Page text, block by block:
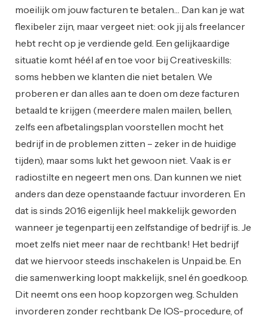
moeilijk om jouw facturen te betalen… Dan kan je wat
flexibeler zijn, maar vergeet niet: ook jij als freelancer
hebt recht op je verdiende geld. Een gelijkaardige
situatie komt héél af en toe voor bij Creativeskills:
soms hebben we klanten die niet betalen. We
proberen er dan alles aan te doen om deze facturen
betaald te krijgen (meerdere malen mailen, bellen,
zelfs een afbetalingsplan voorstellen mocht het
bedrijf in de problemen zitten – zeker in de huidige
tijden), maar soms lukt het gewoon niet. Vaak is er
radiostilte en negeert men ons. Dan kunnen we niet
anders dan deze openstaande factuur invorderen. En
dat is sinds 2016 eigenlijk heel makkelijk geworden
wanneer je tegenpartij een zelfstandige of bedrijf is. Je
moet zelfs niet meer naar de rechtbank! Het bedrijf
dat we hiervoor steeds inschakelen is Unpaid.be. En
die samenwerking loopt makkelijk, snel én goedkoop.
Dit neemt ons een hoop kopzorgen weg. Schulden
invorderen zonder rechtbank De IOS-procedure, of